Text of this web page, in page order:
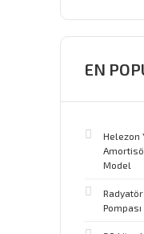
EN
Helezon
Model